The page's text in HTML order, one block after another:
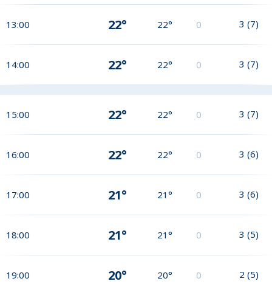
13:00 22° 22° 0 3 (7)
14:00 22° 22° 0 3 (7)
15:00 22° 22° 0 3 (7)
16:00 22° 22° 0 3 (6)
17:00 21° 21° 0 3 (6)
18:00 21° 21° 0 3 (5)
19:00 20° 20° 0 2 (5)